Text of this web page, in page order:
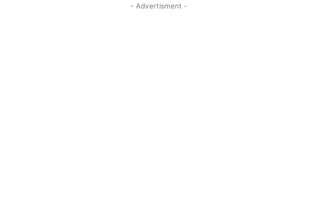
- Advertisment -